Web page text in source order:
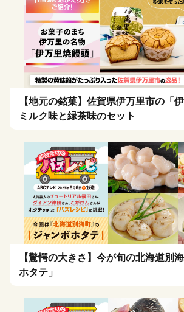
【地元の銘菓】佐賀県伊万里市の「
ミルク味と緑茶味のセット
【驚愕の大きさ】今が旬の北海道別
ホタテ」